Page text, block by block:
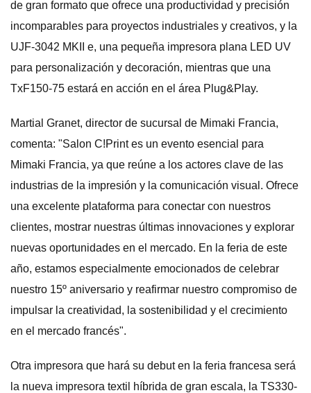
de gran formato que ofrece una productividad y precisión
incomparables para proyectos industriales y creativos, y la
UJF-3042 MKII e, una pequeña impresora plana LED UV
para personalización y decoración, mientras que una
TxF150-75 estará en acción en el área Plug&Play.
Martial Granet, director de sucursal de Mimaki Francia,
comenta: "Salon C!Print es un evento esencial para
Mimaki Francia, ya que reúne a los actores clave de las
industrias de la impresión y la comunicación visual. Ofrece
una excelente plataforma para conectar con nuestros
clientes, mostrar nuestras últimas innovaciones y explorar
nuevas oportunidades en el mercado. En la feria de este
año, estamos especialmente emocionados de celebrar
nuestro 15º aniversario y reafirmar nuestro compromiso de
impulsar la creatividad, la sostenibilidad y el crecimiento
en el mercado francés".
Otra impresora que hará su debut en la feria francesa será
la nueva impresora textil híbrida de gran escala, la TS330-